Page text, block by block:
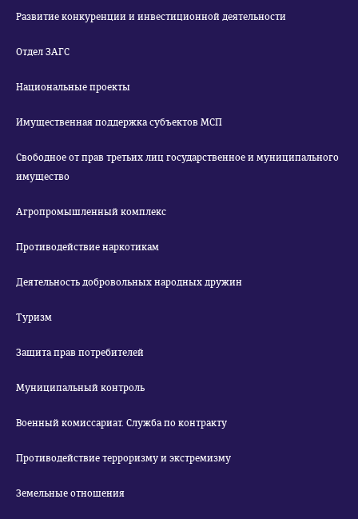
Развитие конкуренции и инвестиционной деятельности
Отдел ЗАГС
Национальные проекты
Имущественная поддержка субъектов МСП
Свободное от прав третьих лиц государственное и муниципального
имущество
Агропромышленный комплекс
Противодействие наркотикам
Деятельность добровольных народных дружин
Туризм
Защита прав потребителей
Муниципальный контроль
Военный комиссариат. Служба по контракту
Противодействие терроризму и экстремизму
Земельные отношения